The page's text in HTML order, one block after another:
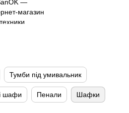
Тумби під умивальник
шафи Пенали Шафки